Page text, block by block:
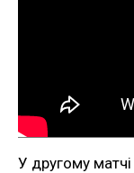
У другому